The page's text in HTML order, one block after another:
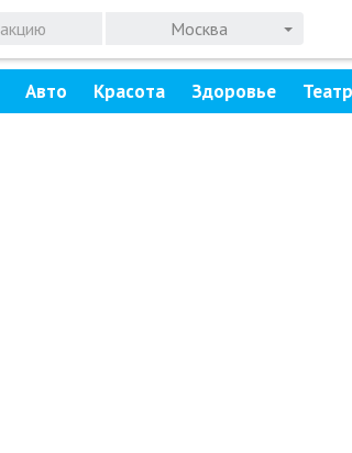
Москва
Авто Красота Здоровье